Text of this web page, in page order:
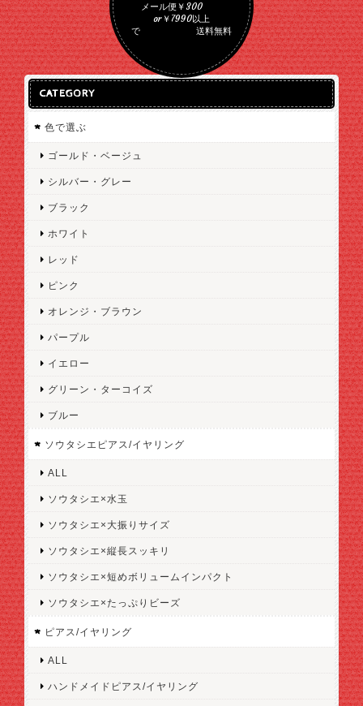
メール便￥300
or￥7990以上
で 送料無料
CATEGORY
色で選ぶ
ゴールド・ベージュ
シルバー・グレー
ブラック
ホワイト
レッド
ピンク
オレンジ・ブラウン
パープル
イエロー
グリーン・ターコイズ
ブルー
ソウタシエピアス/イヤリング
ALL
ソウタシエ×水玉
ソウタシエ×大振りサイズ
ソウタシエ×縦長スッキリ
ソウタシエ×短めボリュームインパクト
ソウタシエ×たっぷりビーズ
ピアス/イヤリング
ALL
ハンドメイドピアス/イヤリング